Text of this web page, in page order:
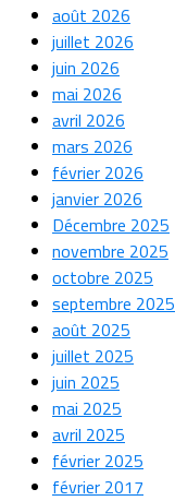
août 2026
juillet 2026
juin 2026
mai 2026
avril 2026
mars 2026
février 2026
janvier 2026
Décembre 2025
novembre 2025
octobre 2025
septembre 2025
août 2025
juillet 2025
juin 2025
mai 2025
avril 2025
février 2025
février 2017